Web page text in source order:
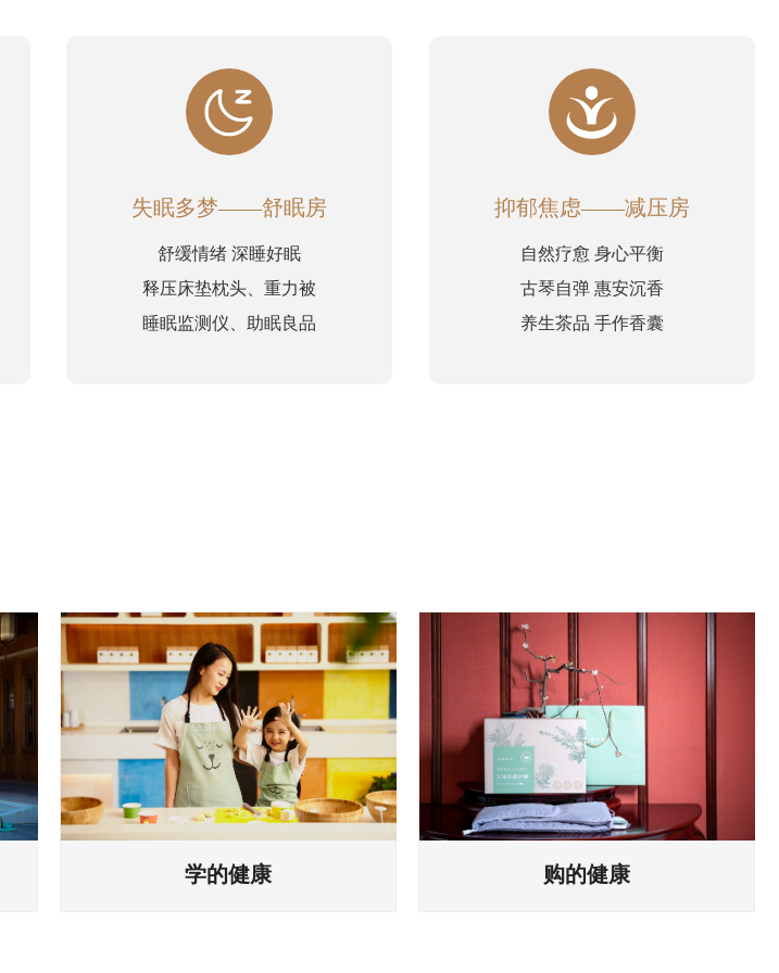
失眠多梦——舒眠房
舒缓情绪 深睡好眠
释压床垫枕头、重力被
睡眠监测仪、助眠良品
抑郁焦虑——减压房
自然疗愈 身心平衡
古琴自弹 惠安沉香
养生茶品 手作香囊
购的健康
购的健康
约400款七修特色的健康系列产品，
从产品原材的溯源产地、品质等级，
到产品的配方、研制、工艺，再到包
装的视觉观感...
学的健康
学的健康
打造七修内容课程体系，通过智能情
志疗愈师赋能健康学。基于测评结
果，结合不同个体的需求，推荐体系
化七修特色课程...